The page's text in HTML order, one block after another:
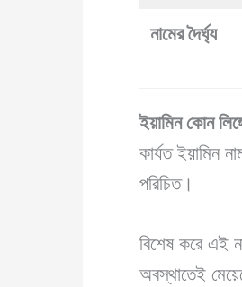
নামের দৈর্ঘ্য
ইয়ামিন কোন
কার্যত ইয়ামিন
পরিচিত।
বিশেষ করে এই
অবস্থাতেই